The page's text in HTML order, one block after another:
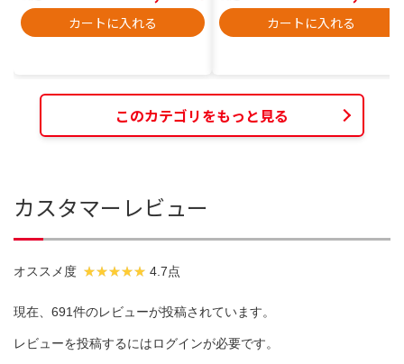
カートに入れる カートに入れる
このカテゴリをもっと見る
カスタマーレビュー
オススメ度 4.7点
現在、691件のレビューが投稿されています。
レビューを投稿するにはログインが必要です。